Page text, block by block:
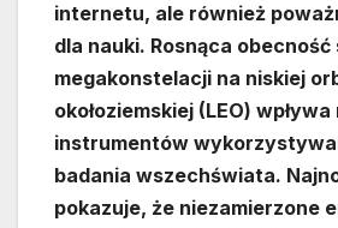
internetu, ale również
dla nauki. Rosnąca
megakonstelacji na niskiej
okołoziemskiej (LEO) wpływa
instrumentów
badania wszechświata.
pokazuje, że niezamierzone